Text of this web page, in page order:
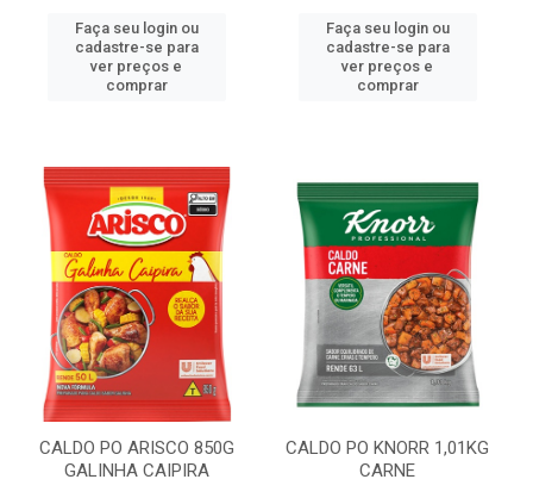
Faça seu login ou
cadastre-se para
ver preços e
comprar
Faça seu login ou
cadastre-se para
ver preços e
comprar
CALDO PO ARISCO 850G
GALINHA CAIPIRA
CALDO PO KNORR 1,01KG
CARNE